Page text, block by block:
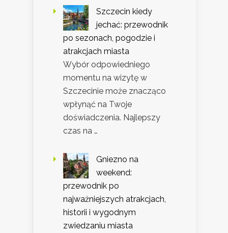
Szczecin kiedy
jechać: przewodnik
po sezonach, pogodzie i
atrakcjach miasta
Wybór odpowiedniego
momentu na wizytę w
Szczecinie może znacząco
wpłynąć na Twoje
doświadczenia. Najlepszy
czas na …
Gniezno na
weekend:
przewodnik po
najważniejszych atrakcjach,
historii i wygodnym
zwiedzaniu miasta